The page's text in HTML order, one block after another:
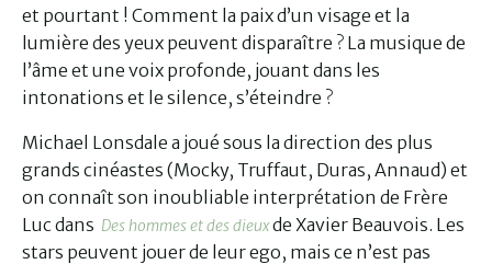
et pourtant ! Comment la paix d’un visage et la
lumière des yeux peuvent disparaître ? La musique de
l’âme et une voix profonde, jouant dans les
intonations et le silence, s’éteindre ?
Michael Lonsdale a joué sous la direction des plus
grands cinéastes (Mocky, Truffaut, Duras, Annaud) et
on connaît son inoubliable interprétation de Frère
Luc dans Des hommes et des dieuxde Xavier Beauvois. Les
stars peuvent jouer de leur ego, mais ce n’est pas